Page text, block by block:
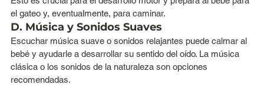
el gateo y, eventualmente, para caminar.
D. Música y Sonidos Suaves
Escuchar música suave o sonidos relajantes puede calmar al
bebé y ayudarle a desarrollar su sentido del oído. La música
clásica o los sonidos de la naturaleza son opciones
recomendadas.